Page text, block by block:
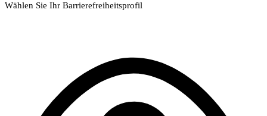
Wählen Sie Ihr Barrierefreiheitsprofil